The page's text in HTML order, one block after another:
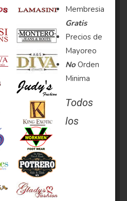
Membresia
Gratis
Precios de
Mayoreo
No Orden
Minima
Todos
los